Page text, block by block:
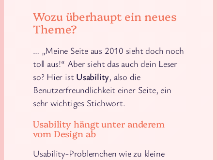
Wozu überhaupt ein neues
Theme?
… „Meine Seite aus 2010 sieht doch noch
toll aus!“ Aber sieht das auch dein Leser
so? Hier ist Usability, also die
Benutzerfreundlichkeit einer Seite, ein
sehr wichtiges Stichwort.
Usability hängt unter anderem
vom Design ab
Usability-Problemchen wie zu kleine